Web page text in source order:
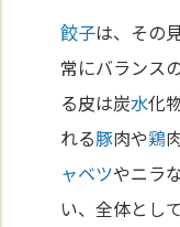
餃子は、その
常にバランス
る皮は炭水化
れる豚肉や鶏
ャベツやニラ
い、全体とし